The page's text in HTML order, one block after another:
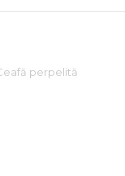
perpelită